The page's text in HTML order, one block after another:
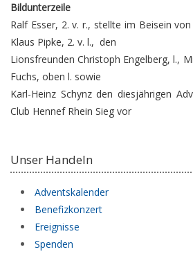
Bildunterzeile
Ralf Esser, 2. v. r., stellte im Beisein
Klaus Pipke, 2. v. l., den
Lionsfreunden Christoph Engelberg, l.,
Fuchs, oben l. sowie
Karl-Heinz Schynz den diesjährigen
Club Hennef Rhein Sieg vor
Unser Handeln
Adventskalender
Benefizkonzert
Ereignisse
Spenden